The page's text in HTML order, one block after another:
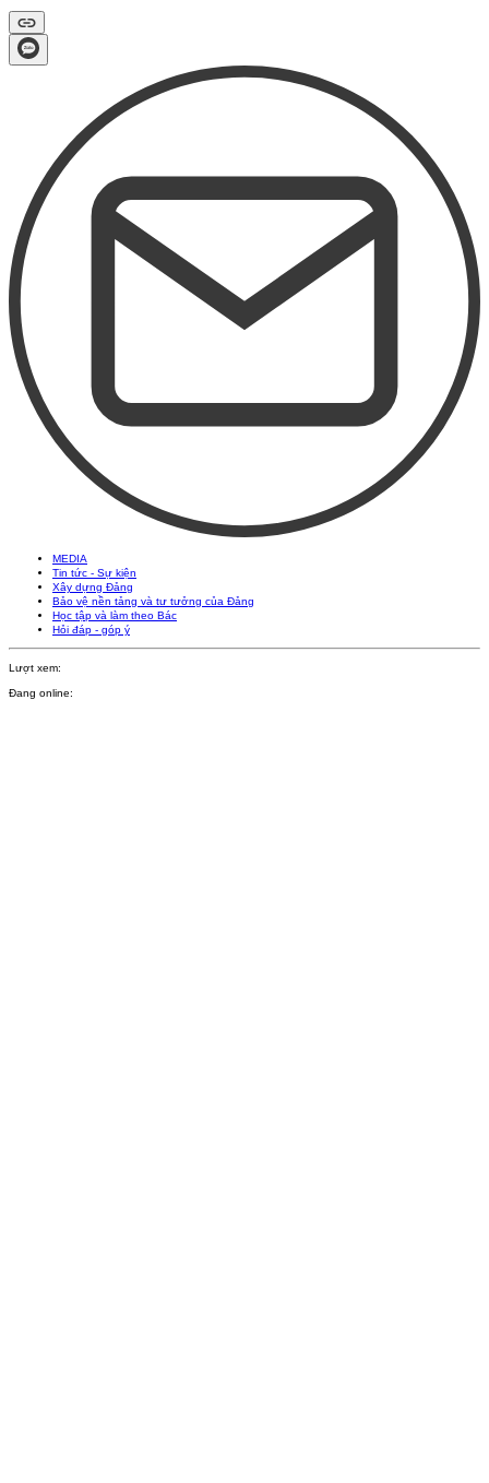
MEDIA
Tin tức - Sự kiện
Xây dựng Đảng
Bảo vệ nền tảng và tư tưởng của Đảng
Học tập và làm theo Bác
Hỏi đáp - góp ý
Lượt xem:
Đang online: